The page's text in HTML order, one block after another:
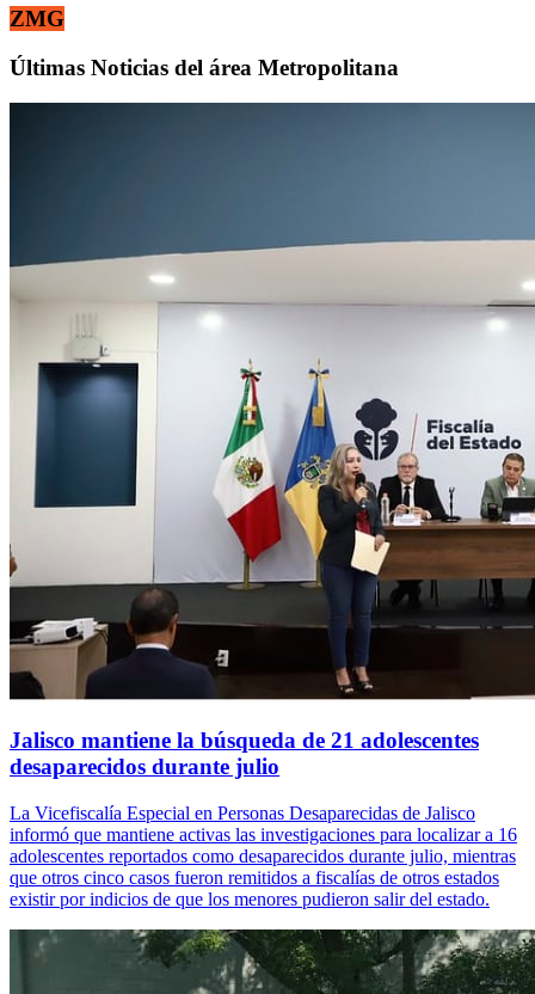
ZMG
Últimas Noticias del área Metropolitana
Jalisco mantiene la búsqueda de 21 adolescentes
desaparecidos durante julio
La Vicefiscalía Especial en Personas Desaparecidas de Jalisco
informó que mantiene activas las investigaciones para localizar a 16
adolescentes reportados como desaparecidos durante julio, mientras
que otros cinco casos fueron remitidos a fiscalías de otros estados
existir por indicios de que los menores pudieron salir del estado.